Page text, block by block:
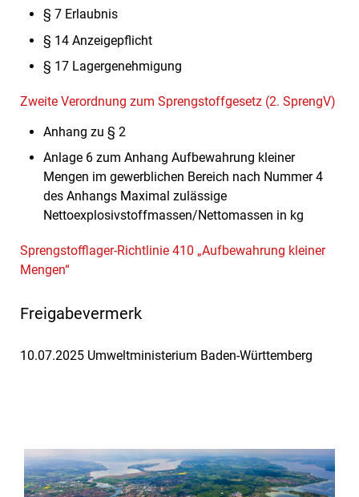
§ 7 Erlaubnis
§ 14 Anzeigepflicht
§ 17 Lagergenehmigung
Zweite Verordnung zum Sprengstoffgesetz (2. SprengV)
Anhang zu § 2
Anlage 6 zum Anhang Aufbewahrung kleiner
Mengen im gewerblichen Bereich nach Nummer 4
des Anhangs Maximal zulässige
Nettoexplosivstoffmassen/Nettomassen in kg
Sprengstofflager-Richtlinie 410 „Aufbewahrung kleiner
Mengen“
Freigabevermerk
10.07.2025 Umweltministerium Baden-Württemberg